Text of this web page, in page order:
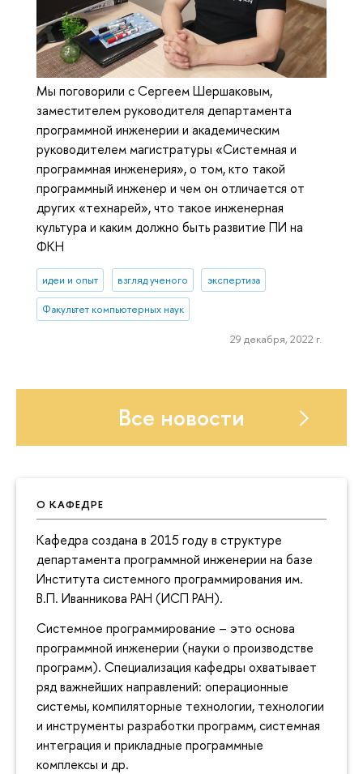
О КАФЕДРЕ
Кафедра создана в 2015 году в структуре
департамента программной инженерии на базе
Института cистемного программирования им.
В.П. Иванникова РАН (ИСП РАН).
Системное программирование – это основа
программной инженерии (науки о производстве
программ). Специализация кафедры охватывает
ряд важнейших направлений: операционные
системы, компиляторные технологии, технологии
и инструменты разработки программ, системная
интеграция и прикладные программные
комплексы и др.
Мы поговорили с Сергеем Шершаковым,
заместителем руководителя департамента
программной инженерии и академическим
руководителем магистратуры «Системная и
программная инженерия», о том, кто такой
программный инженер и чем он отличается от
других «технарей», что такое инженерная
культура и каким должно быть развитие ПИ на
ФКН
идеи и опыт взгляд ученого экспертиза
Факультет компьютерных наук
29 декабря, 2022 г.
Все новости